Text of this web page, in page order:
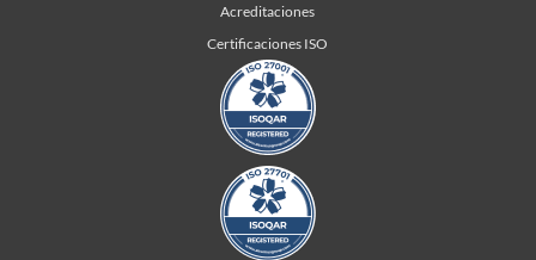
Acreditaciones
Certificaciones ISO